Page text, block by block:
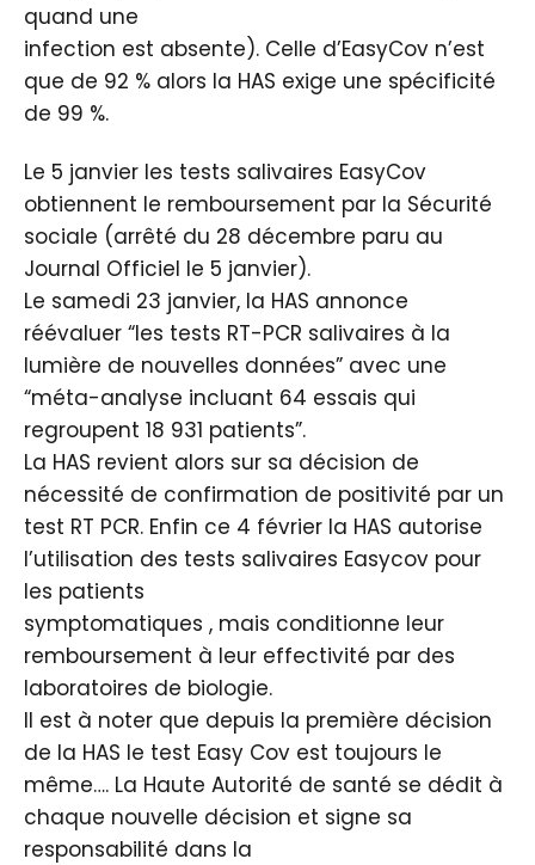
quand une
infection est absente). Celle d’EasyCov n’est
que de 92 % alors la HAS exige une spécificité
de 99 %.
Le 5 janvier les tests salivaires EasyCov
obtiennent le remboursement par la Sécurité
sociale (arrêté du 28 décembre paru au
Journal Officiel le 5 janvier).
Le samedi 23 janvier, la HAS annonce
réévaluer “les tests RT-PCR salivaires à la
lumière de nouvelles données” avec une
“méta-analyse incluant 64 essais qui
regroupent 18 931 patients”.
La HAS revient alors sur sa décision de
nécessité de confirmation de positivité par un
test RT PCR. Enfin ce 4 février la HAS autorise
l’utilisation des tests salivaires Easycov pour
les patients
symptomatiques , mais conditionne leur
remboursement à leur effectivité par des
laboratoires de biologie.
Il est à noter que depuis la première décision
de la HAS le test Easy Cov est toujours le
même…. La Haute Autorité de santé se dédit à
chaque nouvelle décision et signe sa
responsabilité dans la